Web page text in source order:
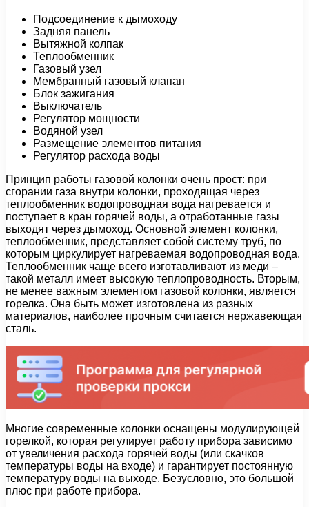
Подсоединение к дымоходу
Задняя панель
Вытяжной колпак
Теплообменник
Газовый узел
Мембранный газовый клапан
Блок зажигания
Выключатель
Регулятор мощности
Водяной узел
Размещение элементов питания
Регулятор расхода воды
Принцип работы газовой колонки очень прост: при
сгорании газа внутри колонки, проходящая через
теплообменник водопроводная вода нагревается и
поступает в кран горячей воды, а отработанные газы
выходят через дымоход. Основной элемент колонки,
теплообменник, представляет собой систему труб, по
которым циркулирует нагреваемая водопроводная вода.
Теплообменник чаще всего изготавливают из меди –
такой металл имеет высокую теплопроводность. Вторым,
не менее важным элементом газовой колонки, является
горелка. Она быть может изготовлена из разных
материалов, наиболее прочным считается нержавеющая
сталь.
Многие современные колонки оснащены модулирующей
горелкой, которая регулирует работу прибора зависимо
от увеличения расхода горячей воды (или скачков
температуры воды на входе) и гарантирует постоянную
температуру воды на выходе. Безусловно, это большой
плюс при работе прибора.